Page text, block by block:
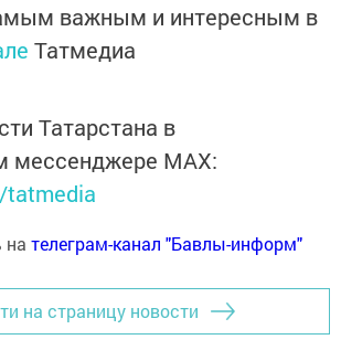
важным и интересным в
Татмедиа
Татарстана в
мессенджере MАХ:
на телеграм-канал "Бавлы-информ"
на страницу новости